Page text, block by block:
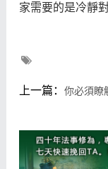
家需要的是冷靜對
上一篇： 你必須瞭